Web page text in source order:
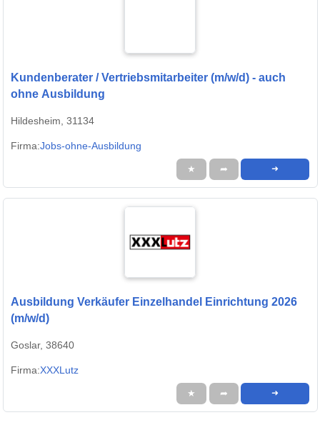
Kundenberater / Vertriebsmitarbeiter (m/w/d) - auch
ohne Ausbildung
Hildesheim, 31134
Firma:Jobs-ohne-Ausbildung
★ ➦ ➜
Ausbildung Verkäufer Einzelhandel Einrichtung 2026
(m/w/d)
Goslar, 38640
Firma:XXXLutz
★ ➦ ➜